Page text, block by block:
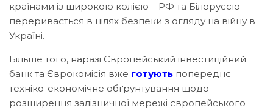
країнами із широкою колією – РФ та Білоруссю –
переривається в цілях безпеки з огляду на війну в
Україні.
Більше того, наразі Європейський інвестиційний
банк та Єврокомісія вже готують попереднє
техніко-економічне обґрунтування щодо
розширення залізничної мережі європейського